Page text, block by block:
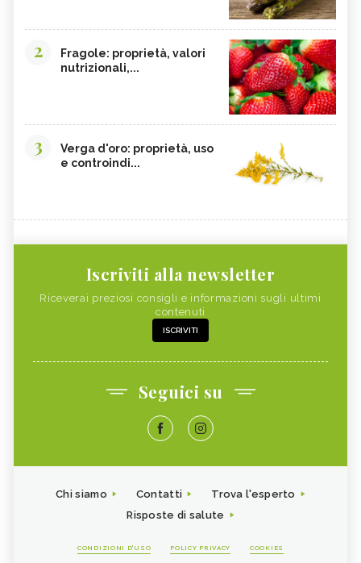
2
Fragole: proprietà, valori
nutrizionali,...
3
Verga d'oro: proprietà, uso
e controindi...
Iscriviti alla newsletter
Riceverai preziosi consigli e informazioni sugli ultimi
contenuti
ISCRIVITI
Seguici su
Chi siamo Contatti
Trova l'esperto
Risposte di salute
CONDIZIONI D'USO POLICY PRIVACY COOKIES